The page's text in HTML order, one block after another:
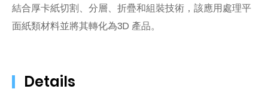
結合厚卡紙切割、分層、折疊和組裝技術，該應用處理平
面紙類材料並將其轉化為3D 產品。
Details